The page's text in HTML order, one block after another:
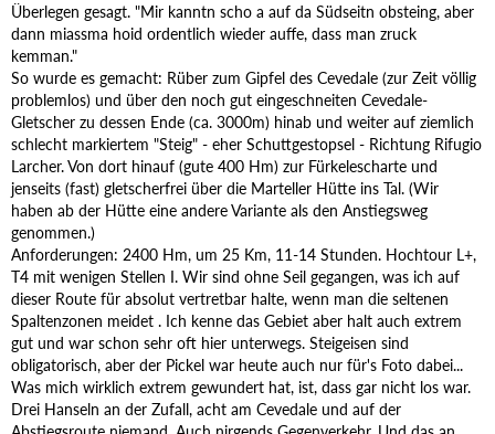
Überlegen gesagt. "Mir kanntn scho a auf da Südseitn obsteing, aber
dann miassma hoid ordentlich wieder auffe, dass man zruck
kemman."
So wurde es gemacht: Rüber zum Gipfel des Cevedale (zur Zeit völlig
problemlos) und über den noch gut eingeschneiten Cevedale-
Gletscher zu dessen Ende (ca. 3000m) hinab und weiter auf ziemlich
schlecht markiertem "Steig" - eher Schuttgestopsel - Richtung Rifugio
Larcher. Von dort hinauf (gute 400 Hm) zur Fürkelescharte und
jenseits (fast) gletscherfrei über die Marteller Hütte ins Tal. (Wir
haben ab der Hütte eine andere Variante als den Anstiegsweg
genommen.)
Anforderungen: 2400 Hm, um 25 Km, 11-14 Stunden. Hochtour L+,
T4 mit wenigen Stellen I. Wir sind ohne Seil gegangen, was ich auf
dieser Route für absolut vertretbar halte, wenn man die seltenen
Spaltenzonen meidet . Ich kenne das Gebiet aber halt auch extrem
gut und war schon sehr oft hier unterwegs. Steigeisen sind
obligatorisch, aber der Pickel war heute auch nur für's Foto dabei...
Was mich wirklich extrem gewundert hat, ist, dass gar nicht los war.
Drei Hanseln an der Zufall, acht am Cevedale und auf der